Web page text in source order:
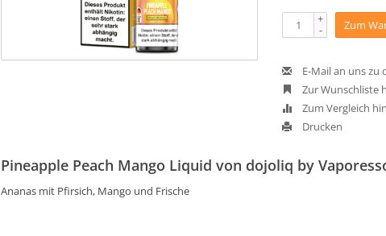
+
- Zum
E-Mail an uns
Zur Wunschliste
Zum Vergleich
Drucken
Pineapple Peach Mango Liquid von dojoliq by
Ananas mit Pfirsich, Mango und Frische